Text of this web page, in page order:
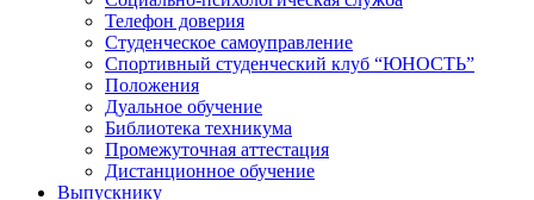
Телефон доверия
Студенческое самоуправление
Спортивный студенческий клуб “ЮНОСТЬ”
Положения
Дуальное обучение
Библиотека техникума
Промежуточная аттестация
Дистанционное обучение
Выпускнику